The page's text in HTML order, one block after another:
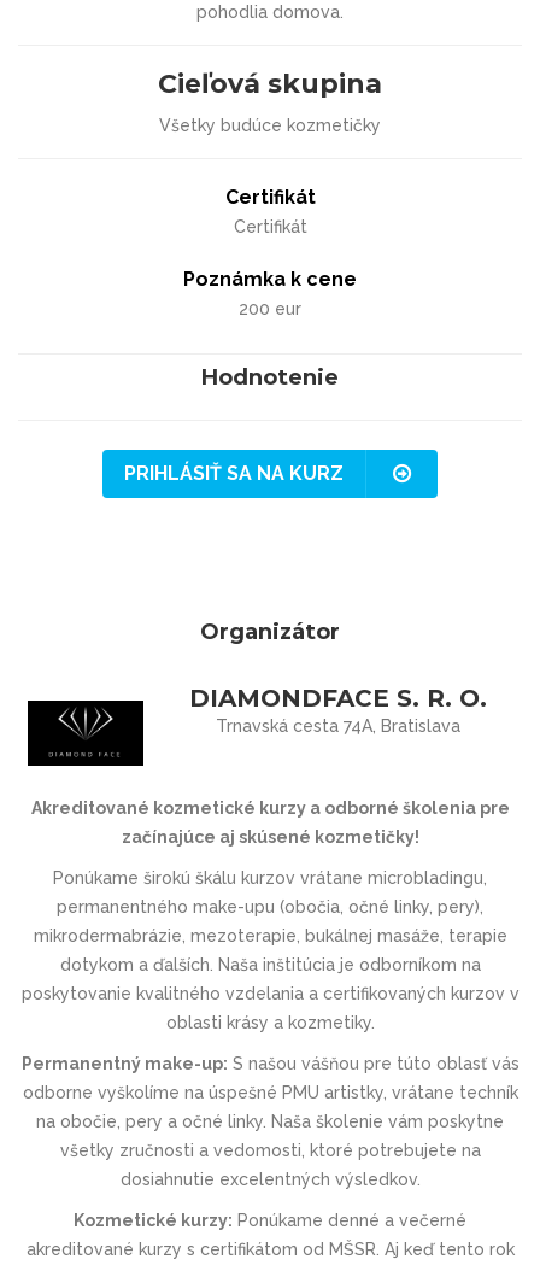
pohodlia domova.
Cieľová skupina
Všetky budúce kozmetičky
Certifikát
Certifikát
Poznámka k cene
200 eur
Hodnotenie
PRIHLÁSIŤ SA NA KURZ
Organizátor
DIAMONDFACE S. R. O.
Trnavská cesta 74A, Bratislava
Akreditované kozmetické kurzy a odborné školenia pre
začínajúce aj skúsené kozmetičky!
Ponúkame širokú škálu kurzov vrátane microbladingu,
permanentného make-upu (obočia, očné linky, pery),
mikrodermabrázie, mezoterapie, bukálnej masáže, terapie
dotykom a ďalších. Naša inštitúcia je odborníkom na
poskytovanie kvalitného vzdelania a certifikovaných kurzov v
oblasti krásy a kozmetiky.
Permanentný make-up: S našou vášňou pre túto oblasť vás
odborne vyškolíme na úspešné PMU artistky, vrátane techník
na obočie, pery a očné linky. Naša školenie vám poskytne
všetky zručnosti a vedomosti, ktoré potrebujete na
dosiahnutie excelentných výsledkov.
Kozmetické kurzy: Ponúkame denné a večerné
akreditované kurzy s certifikátom od MŠSR. Aj keď tento rok